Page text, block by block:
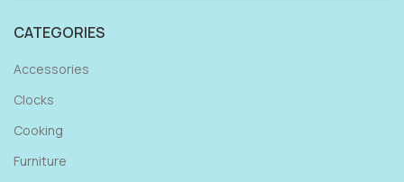
CATEGORIES
Accessories
Clocks
Cooking
Furniture